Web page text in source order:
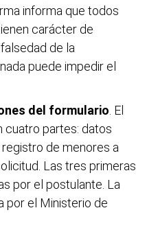
informa que todos
carácter de
de la
puede impedir el
del formulario . El
cuatro partes: datos
de menores a
Las tres primeras
por el postulante. La
por el Ministerio de